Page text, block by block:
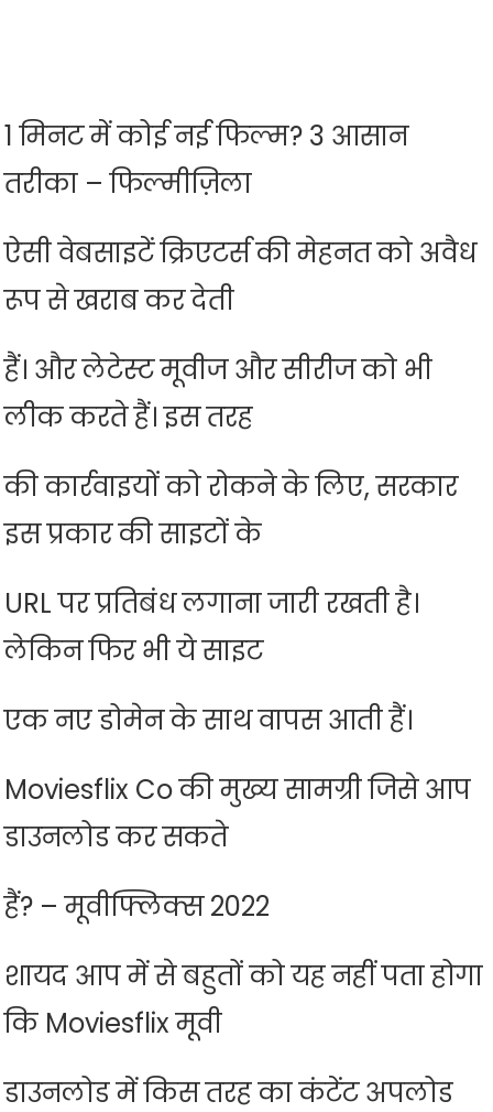
1 मिनट में कोई नई फिल्म? 3 आसान
तरीका – फिल्मीज़िला
ऐसी वेबसाइटें क्रिएटर्स की मेहनत को अवैध
रूप से खराब कर देती
हैं। और लेटेस्ट मूवीज और सीरीज को भी
लीक करते हैं। इस तरह
की कार्रवाइयों को रोकने के लिए, सरकार
इस प्रकार की साइटों के
URL पर प्रतिबंध लगाना जारी रखती है।
लेकिन फिर भी ये साइट
एक नए डोमेन के साथ वापस आती हैं।
Moviesflix Co की मुख्य सामग्री जिसे आप
डाउनलोड कर सकते
हैं? – मूवीफ्लिक्स 2022
शायद आप में से बहुतों को यह नहीं पता होगा
कि Moviesflix मूवी
डाउनलोड में किस तरह का कंटेंट अपलोड